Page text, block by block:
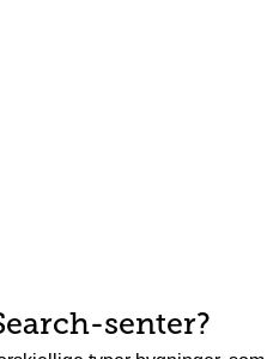
senter?